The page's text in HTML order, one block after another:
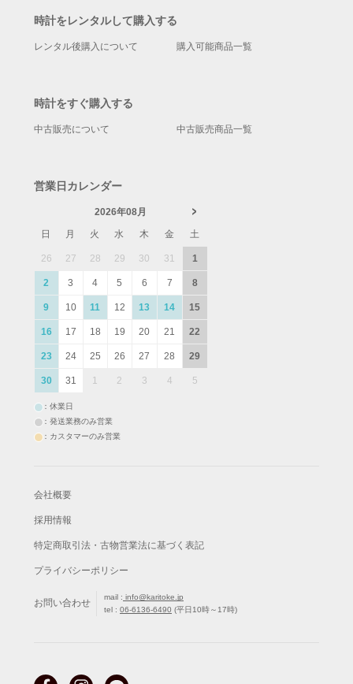
時計をレンタルして購入する
レンタル後購入について 購入可能商品一覧
時計をすぐ購入する
中古販売について 中古販売商品一覧
営業日カレンダー
2026年08月
日
月 火 水 木 金 土
26 27 28 29 30 31 1
2 3 4 5 6 7 8
9 10 11 12 13 14 15
16 17 18 19 20 21 22
23 24 25 26 27 28 29
30 31 1 2 3 4 5
：休業日
：発送業務のみ営業
：カスタマーのみ営業
会社概要
採用情報
特定商取引法・古物営業法に基づく表記
プライバシーポリシー
お問い合わせ
mail : info@karitoke.jp
tel : 06-6136-6490 (平日10時～17時)